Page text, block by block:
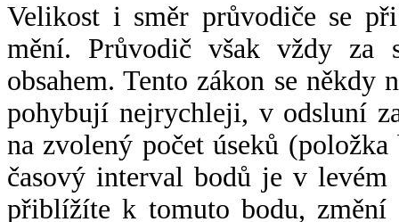
Velikost i směr průvodiče se
mění. Průvodič však vždy za
obsahem. Tento zákon se někdy
pohybují nejrychleji, v odsluní
na zvolený počet úseků
časový interval bodů je v
přiblížíte k tomuto bodu,